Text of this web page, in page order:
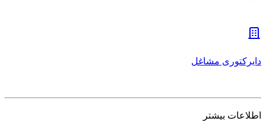
دایرکتوری مشاغل
اطلاعات بیشتر